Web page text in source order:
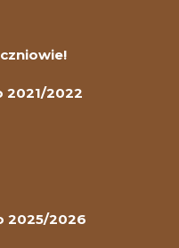
2021/2022
2025/2026